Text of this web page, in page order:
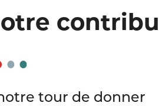
tour de donner